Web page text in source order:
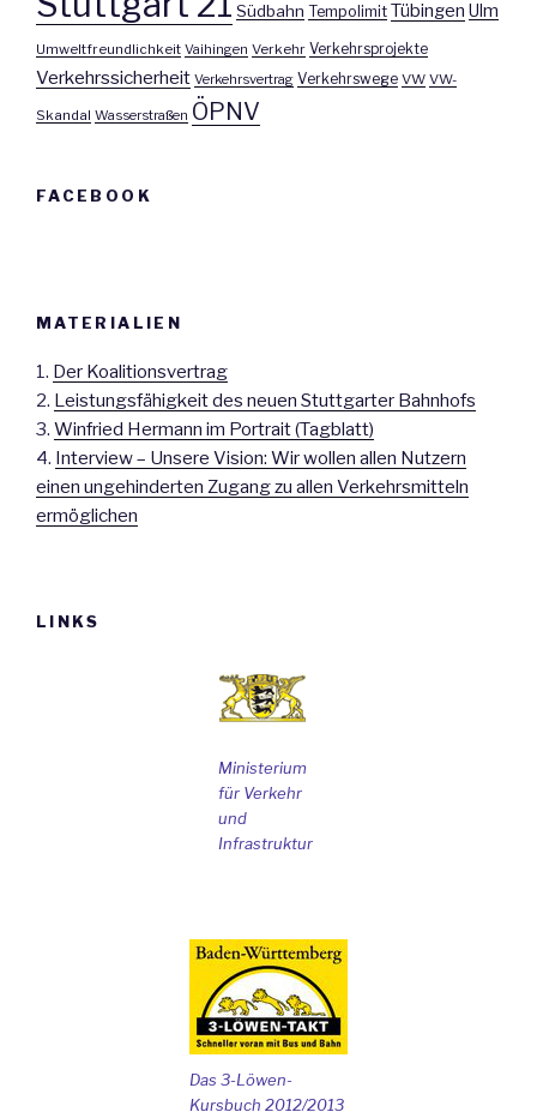
Südbahn Tempolimit Tübingen Ulm
Umweltfreundlichkeit Vaihingen Verkehr Verkehrsprojekte
Verkehrssicherheit Verkehrsvertrag Verkehrswege VW VW-
Skandal Wasserstraßen ÖPNV
FACEBOOK
MATERIALIEN
1. Der Koalitionsvertrag
2. Leistungsfähigkeit des neuen Stuttgarter Bahnhofs
3. Winfried Hermann im Portrait (Tagblatt)
4. Interview – Unsere Vision: Wir wollen allen Nutzern
einen ungehinderten Zugang zu allen Verkehrsmitteln
ermöglichen
LINKS
Ministerium
für Verkehr
und
Infrastruktur
Das 3-Löwen-
Kursbuch 2012/2013